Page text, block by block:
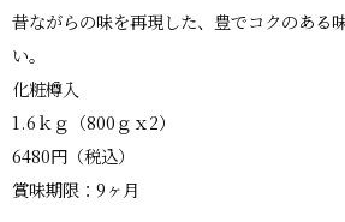
昔ながらの味を再現した、豊でコクのある
い。
化粧樽入
1.6ｋｇ（800ｇｘ2）
6480円（税込）
賞味期限：9ヶ月